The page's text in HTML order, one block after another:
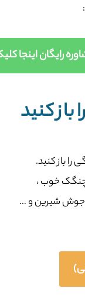
رایگان اینجا کلیک کنید
کنید
باز کنید.
چنگک خوب ،
جوش شیرین و …